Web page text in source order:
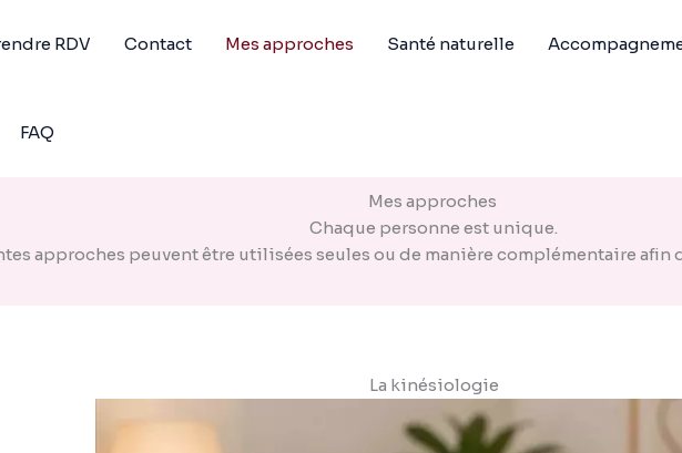
RDV Contact Mes approches Santé naturelle
FAQ
Mes approches
Chaque personne est unique.
approches peuvent être utilisées seules ou de manière complémentaire afin
La kinésiologie